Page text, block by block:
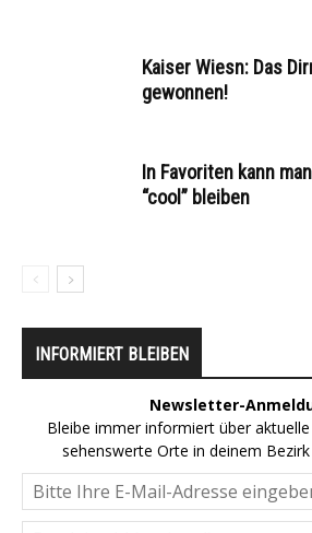
Kaiser Wiesn: Das
gewonnen!
In Favoriten kann
“cool” bleiben
INFORMIERT BLEIBEN
Newsletter-
Bleibe immer informiert über aktuelle
sehenswerte Orte in deinem